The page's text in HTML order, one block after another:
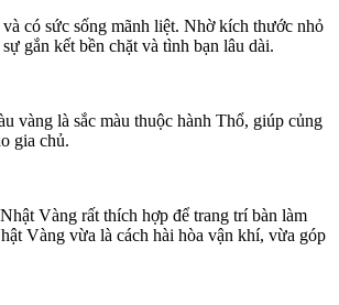
có sức sống mãnh liệt. Nhờ kích thước nhỏ
gắn kết bền chặt và tình bạn lâu dài.
vàng là sắc màu thuộc hành Thổ, giúp củng
gia chủ.
Vàng rất thích hợp để trang trí bàn làm
Vàng vừa là cách hài hòa vận khí, vừa góp